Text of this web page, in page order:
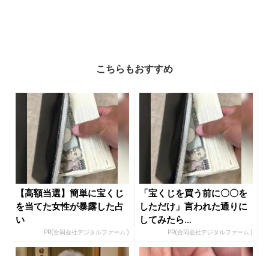
こちらもおすすめ
【高額当選】簡単に宝くじ
を当てた女性が暴露した占
い
PR(合同会社デジタルファーム )
「宝くじを買う前に〇〇を
しただけ」言われた通りに
してみたら…
PR(合同会社デジタルファーム )